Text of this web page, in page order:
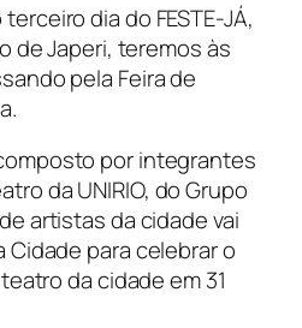
dia do FESTE-JÁ,
de Japeri, teremos às
pela Feira de
por integrantes
da UNIRIO, do Grupo
artistas da cidade vai
Cidade para celebrar o
da cidade em 31